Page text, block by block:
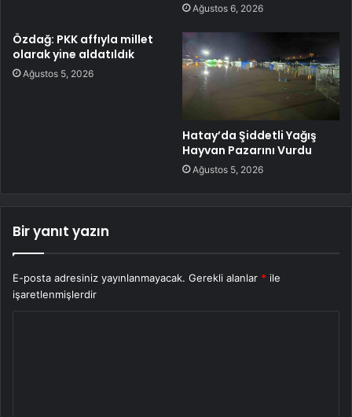
Ağustos 6, 2026
Özdağ: PKK affıyla millet
olarak yine aldatıldık
Ağustos 5, 2026
Hatay’da Şiddetli Yağış
Hayvan Pazarını Vurdu
Ağustos 5, 2026
Bir yanıt yazın
E-posta adresiniz yayınlanmayacak. Gerekli alanlar * ile
işaretlenmişlerdir